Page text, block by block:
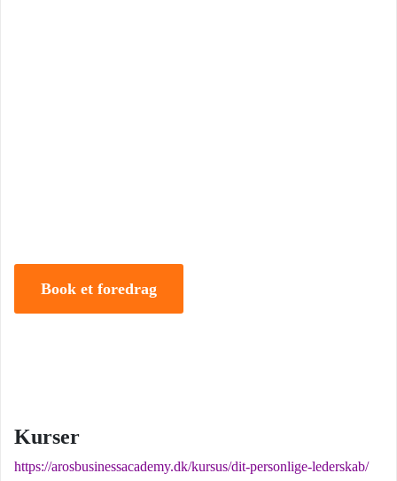
Book et foredrag
Kurser
https://arosbusinessacademy.dk/kursus/dit-personlige-lederskab/